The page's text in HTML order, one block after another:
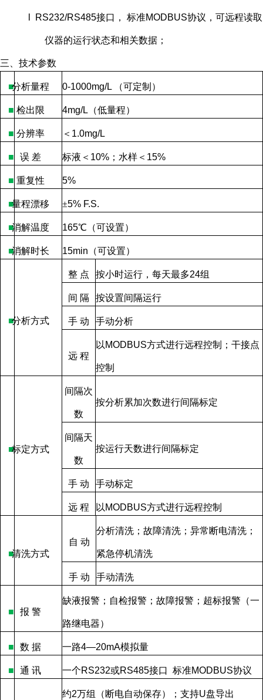
l RS232/RS485接口， 标准MODBUS协议，可远程读取
仪器的运行状态和相关数据；
三、技术参数
■分析量程 0-1000mg/L （可定制）
■ 检出限 4mg/L （低量程）
■ 分辨率 ＜ 1.0mg/L
■ 误 差 标液＜ 10% ；水样＜ 15%
■ 重复性 5%
■量程漂移 ±5% F.S.
■消解温度 165℃（可设置）
■消解时长 15min （可设置）
■分析方式
整 点 按小时运行，每天最多24组
间 隔 按设置间隔运行
手 动 手动分析
远 程
以 MODBUS方式进行远程控制；干接点
控制
■标定方式
间隔次
数
按分析累加次数进行间隔标定
间隔天
数
按运行天数进行间隔标定
手 动 手动标定
远 程 以 MODBUS方式进行远程控制
■清洗方式
自 动
分析清洗；故障清洗；异常断电清洗；
紧急停机清洗
手 动 手动清洗
■ 报 警
缺液报警；自检报警；故障报警；超标报警（一
路继电器）
■ 数 据 一路4—20mA模拟量
■ 通 讯 一个RS232或RS485接口 标准MODBUS协议
约2万组（断电自动保存）；支持U盘导出